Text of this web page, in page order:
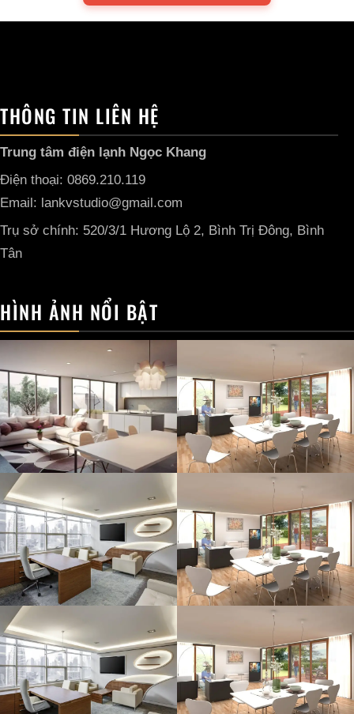
THÔNG TIN LIÊN HỆ
Trung tâm điện lạnh Ngọc Khang
Điện thoại: 0869.210.119
Email: lankvstudio@gmail.com
Trụ sở chính: 520/3/1 Hương Lộ 2, Bình Trị Đông, Bình
Tân
HÌNH ẢNH NỔI BẬT